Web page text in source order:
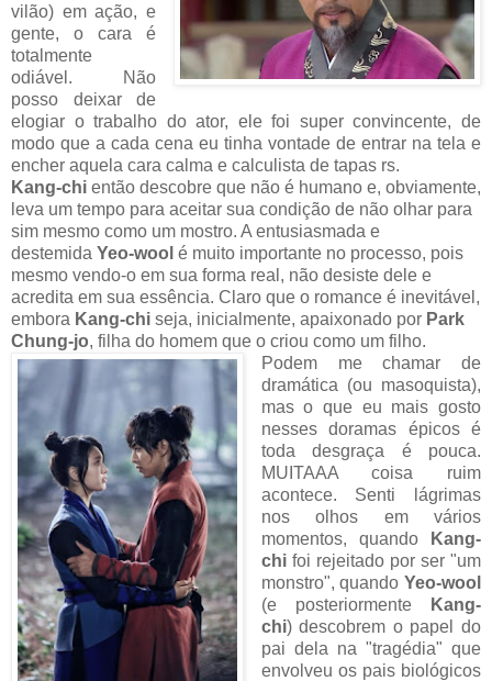
vilão) em ação, e
gente, o cara é
totalmente
odiável. Não
posso deixar de
elogiar o trabalho do ator, ele foi super convincente, de
modo que a cada cena eu tinha vontade de entrar na tela e
encher aquela cara calma e calculista de tapas rs.
Kang-chi então descobre que não é humano e, obviamente,
leva um tempo para aceitar sua condição de não olhar para
sim mesmo como um mostro. A entusiasmada e
destemida Yeo-wool é muito importante no processo, pois
mesmo vendo-o em sua forma real, não desiste dele e
acredita em sua essência. Claro que o romance é inevitável,
embora Kang-chi seja, inicialmente, apaixonado por Park
Chung-jo, filha do homem que o criou como um filho.
Podem me chamar de
dramática (ou masoquista),
mas o que eu mais gosto
nesses doramas épicos é
toda desgraça é pouca.
MUITAAA coisa ruim
acontece. Senti lágrimas
nos olhos em vários
momentos, quando
Kang-
chifoi rejeitado por ser "um
monstro", quando Yeo-wool
(e posteriormente
Kang-
chi) descobrem o papel do
pai dela na "tragédia" que
envolveu os pais biológicos